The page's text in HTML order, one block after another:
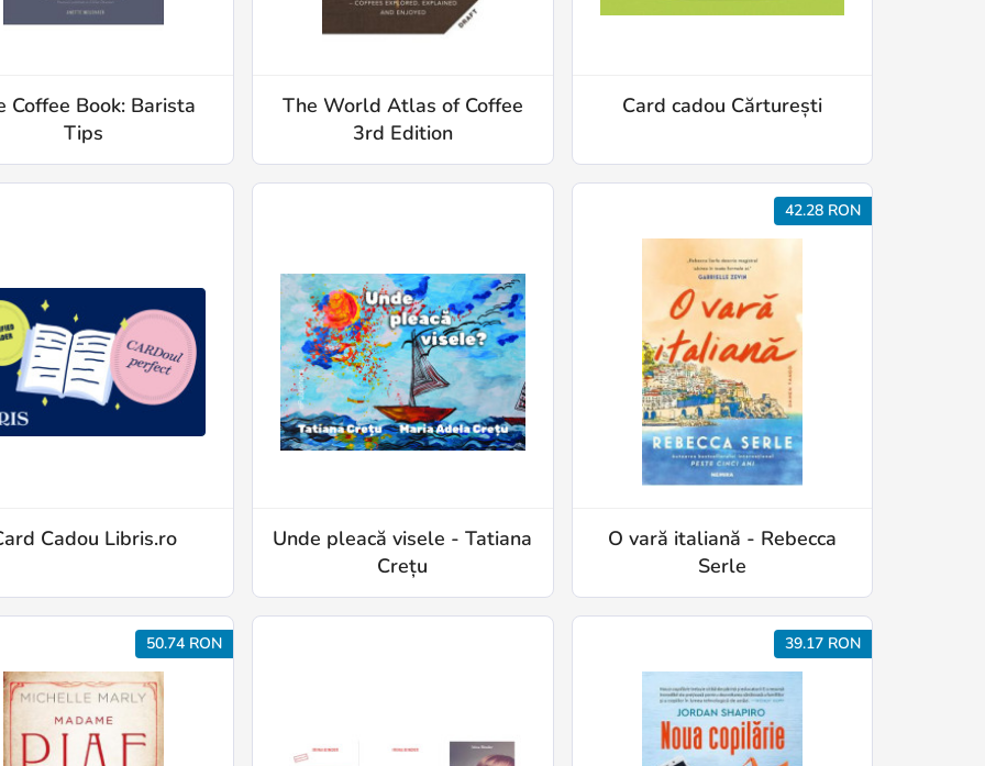
Coffee Book: Barista
Tips
The World Atlas of Coffee
3rd Edition
Card cadou Cărturești
Cadou Libris.ro
Unde pleacă visele - Tatiana
Crețu
42.28 RON
O vară italiană - Rebecca
Serle
50.74 RON 39.17 RON